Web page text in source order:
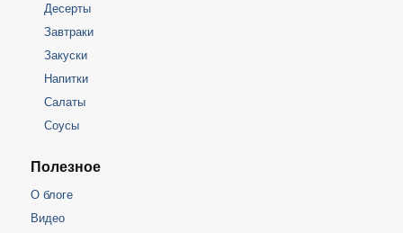
Десерты
Завтраки
Закуски
Напитки
Салаты
Соусы
Полезное
О блоге
Видео